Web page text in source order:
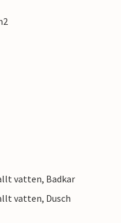
vatten, Badkar
vatten, Dusch